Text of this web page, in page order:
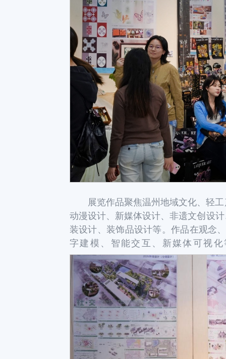
展览作品聚焦温州地域文化、轻
动漫设计、新媒体设计、非遗文创设
装设计、装饰品设计等。作品在观念
字建模、智能交互、新媒体可视